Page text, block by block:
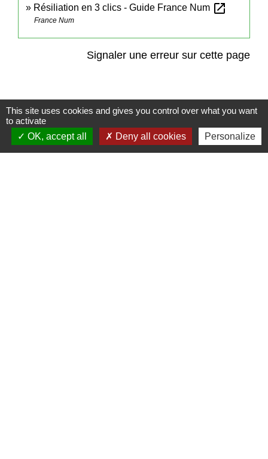
Résiliation en 3 clics - Guide France Num open_in_new
France Num
Signaler une erreur sur cette page
Contact
Commune de Frambouhans
This site uses cookies and gives you control over what you want
to activate
OK, accept all
Deny all cookies Personalize